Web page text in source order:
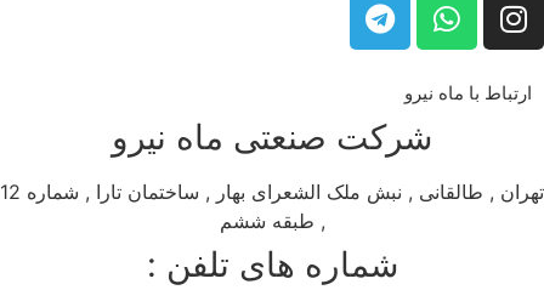
ارتباط با ماه نیرو
شرکت صنعتی ماه نیرو
تهران , طالقانی , نبش ملک الشعرای بهار , ساختمان تارا , شماره 12
, طبقه ششم
شماره های تلفن :